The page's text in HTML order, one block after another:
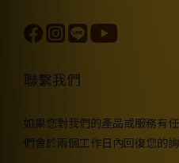
聯繫我們
如果您對我們的產品或服務有
們會於兩個工作日內回復您的詢